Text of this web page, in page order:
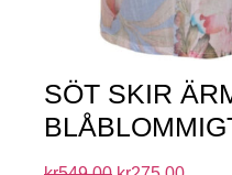
SÖT SKIR